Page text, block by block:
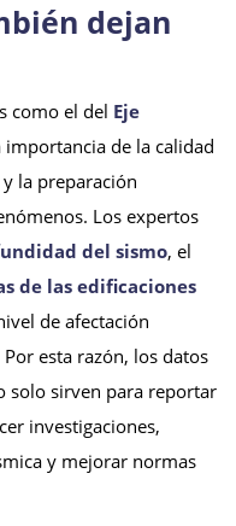
dejan
como el del Eje
de la calidad
la preparación
Los expertos
del sismo, el
de las edificaciones
de afectación
Por esta razón, los datos
solo sirven para reportar
investigaciones,
y mejorar normas